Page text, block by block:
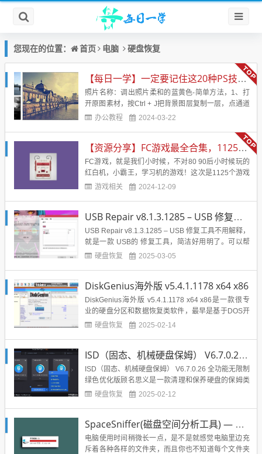
您现在的位置： 首页 电脑 硬盘恢复
【每日一学】一定要记住这20种PS技术！！！会让你的照片美的不行
照片名称：调出照片柔和的蓝黄色-简单方法，1、打
开原图素材，按Ctrl + J把背景图层复制一层，点通道
面板，选择蓝色通道，图像 > 应用图像，图层为背
钩， 2、回到图层面板，创建曲线调整图层，蓝通
道：44，182，红通道：89，108&nb...
办公教程 2024-03-22
【资源分享】FC游戏最全合集，1125个游戏
FC游戏，就是我们小时候，不对80 90后小时候玩的
红白机，小霸王，学习机的游戏！这次是1125个游戏
合集，应该是市面上见到的最全的合集了！带模拟
246 MB游戏版本：应该是最全版本了。支持系统：电
脑【游戏...
游戏相关 2024-12-09
USB Repair v8.1.3.1285 – USB 修复工具
USB Repair v8.1.3.1285 – USB 修复工具不用解释，
就是一款 USB的 修复工具，简洁好用明了。可以帮
助大家解决修复USB安装问题和修复USB设备错误。
32、代码 37、代码...
硬盘恢复 2025-03-05
DiskGenius海外版 v5.4.1.1178 x64 x86
DiskGenius海外版 v5.4.1.1178 x64 x86是一款很专
业的硬盘分区和数据恢复类软件，最早是基于DOS开
发，后来一直到windows上除了原来的功能还很好的
区恢复：误Ghost...
硬盘恢复 2025-02-14
ISD（固态、机械硬盘保姆） V6.7.0.26 无限制绿色优化版（蓝奏云）
ISD（固态、机械硬盘保姆） V6.7.0.26 全功能无限制
绿色优化版顾名思义是一款清理和保养硬盘的保姆类
工具软件。今天带来的这款是最新版的无限制绿色优
的车，机械硬盘就像房子。那么ISD（固态、机械硬
盘保姆...
硬盘恢复 2025-02-12
SpaceSniffer(磁盘空间分析工具) — 让你全面了解硬盘存哪些
电脑使用时间稍微长一点，是不是就感觉电脑里边充
斥着各种各样的文件夹，而且你也不知道每个文件夹